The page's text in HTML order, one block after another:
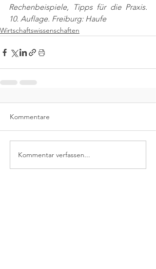
Rechenbeispiele, Tipps für die Praxis.
10. Auflage. Freiburg: Haufe
Wirtschaftswissenschaften
Kommentare
Kommentar verfassen...